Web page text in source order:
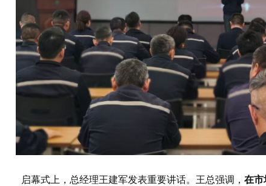
启幕式上，总经理王建军发表重要讲话。 王总强调， 在市